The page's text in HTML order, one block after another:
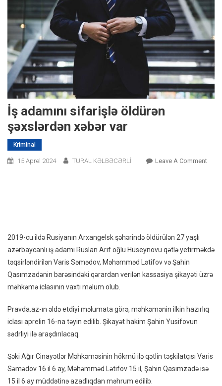
İş adamını sifarişlə öldürən
şəxslərdən xəbər var
Kriminal
15 Aprel 2024 TURAL KƏLBƏCƏRLİ Leave A CommentOn
2019-cu ildə Rusiyanın Arxangelsk şəhərində öldürülən 27 yaşlı
azərbaycanlı iş adamı Ruslan Arif oğlu Hüseynovu qətlə yetirməkdə
təqsirləndirilən Varis Səmədov, Məhəmməd Lətifov və Şahin
Qasımzadənin barəsindəki qərardan verilən kassasiya şikayəti üzrə
məhkəmə iclasının vaxtı məlum olub.
Pravda.az-ın əldə etdiyi məlumata görə, məhkəmənin ilkin hazırlıq
iclası aprelin 16-na təyin edilib. Şikayət hakim Şahin Yusifovun
sədrliyi ilə araşdırılacaq.
Şəki Ağır Cinayətlər Məhkəməsinin hökmü ilə qətlin təşkilatçısı Varis
Səmədov 16 il 6 ay, Məhəmməd Lətifov 15 il, Şahin Qasımzadə isə
15 il 6 ay müddətinə azadlıqdan məhrum edilib.